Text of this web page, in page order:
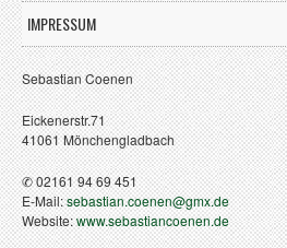
IMPRESSUM
Sebastian Coenen
Eickenerstr.71
41061 Mönchengladbach
✆ 02161 94 69 451
E-Mail:sebastian.coenen@gmx.de
Website:www.sebastiancoenen.de